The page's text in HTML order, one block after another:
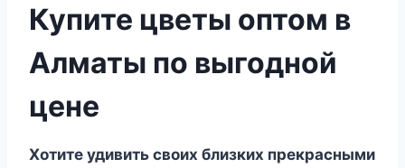
Купите цветы оптом в
Алматы по выгодной
цене
Хотите удивить своих близких прекрасными